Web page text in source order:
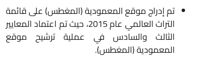
تم إدراج موقع المعمودية (المغطس) على قائمة
التراث العالمي عام 2015، حيث تم اعتماد المعايير
الثالث والسادس في عملية ترشيح موقع
المعمودية (المغطس).